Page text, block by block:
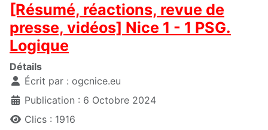
[Résumé, réactions, revue de
presse, vidéos] Nice 1 - 1 PSG.
Logique
Détails
Écrit par : ogcnice.eu
Publication : 6 Octobre 2024
Clics : 1916